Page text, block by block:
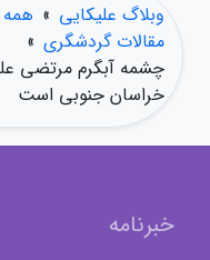
وبلاگ علیکایی » همه
مقالات گردشگری »
چشمه آبگرم مرتضی
خراسان جنوبی است
خبرنامه